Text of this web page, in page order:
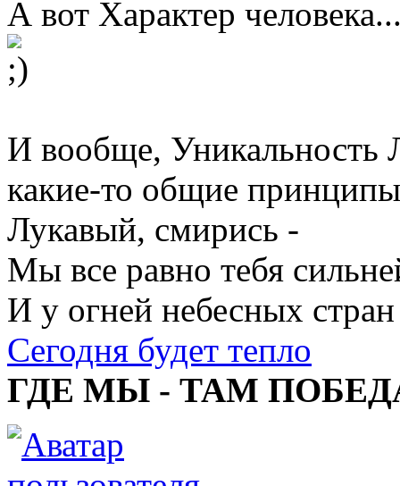
А вот Характер
И вообще, Уникальность
какие-то общие
Лукавый, смирись -
Мы все равно тебя
И у огней небесных стран
Сегодня будет тепло
ГДЕ МЫ - ТАМ